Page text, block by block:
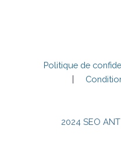
Politique de
2024 SEO